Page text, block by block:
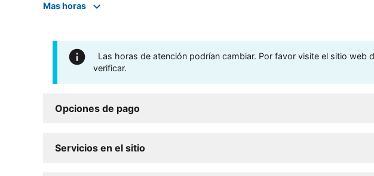
Mas horas
Las horas de atención podrían cambiar. Por favor visite el sitio web
verificar.
Opciones de pago
Servicios en el sitio